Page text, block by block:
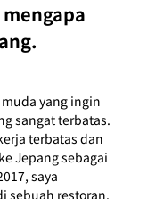
yang ingin
sangat terbatas.
terbatas dan
Jepang sebagai
saya
sebuah restoran.